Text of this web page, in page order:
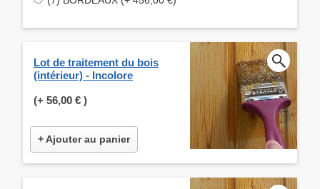
Lot de traitement du bois
(intérieur) - Incolore
(+ 56,00 € )
+ Ajouter au panier